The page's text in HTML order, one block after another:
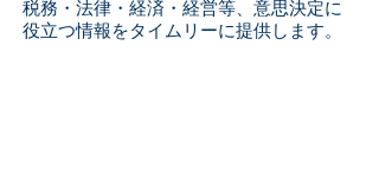
税務・法律・経済・経営等、意思決定に
役立つ情報をタイムリーに提供します。